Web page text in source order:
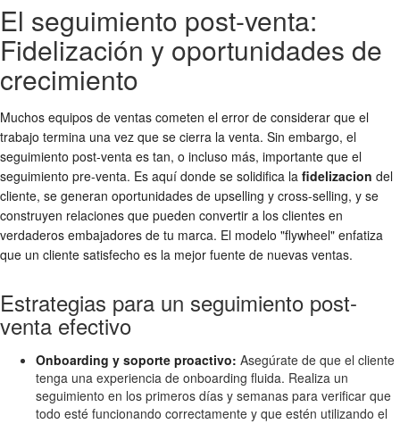
El seguimiento post-venta:
Fidelización y oportunidades de
crecimiento
Muchos equipos de ventas cometen el error de considerar que el
trabajo termina una vez que se cierra la venta. Sin embargo, el
seguimiento post-venta es tan, o incluso más, importante que el
seguimiento pre-venta. Es aquí donde se solidifica la fidelizacion del
cliente, se generan oportunidades de upselling y cross-selling, y se
construyen relaciones que pueden convertir a los clientes en
verdaderos embajadores de tu marca. El modelo "flywheel" enfatiza
que un cliente satisfecho es la mejor fuente de nuevas ventas.
Estrategias para un seguimiento post-
venta efectivo
Onboarding y soporte proactivo: Asegúrate de que el cliente
tenga una experiencia de onboarding fluida. Realiza un
seguimiento en los primeros días y semanas para verificar que
todo esté funcionando correctamente y que estén utilizando el